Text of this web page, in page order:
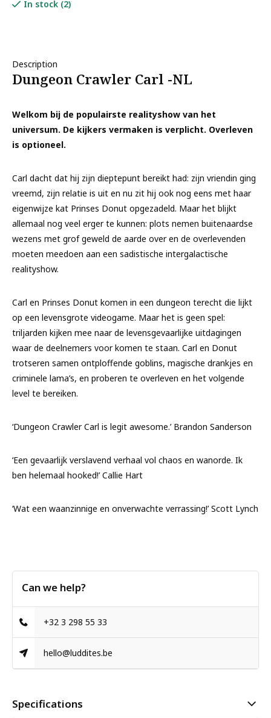
In stock (2)
Description
Dungeon Crawler Carl -NL
Welkom bij de populairste realityshow van het
universum. De kijkers vermaken is verplicht. Overleven
is optioneel.
Carl dacht dat hij zijn dieptepunt bereikt had: zijn vriendin ging
vreemd, zijn relatie is uit en nu zit hij ook nog eens met haar
eigenwijze kat Prinses Donut opgezadeld. Maar het blijkt
allemaal nog veel erger te kunnen: plots nemen buitenaardse
wezens met grof geweld de aarde over en de overlevenden
moeten meedoen aan een sadistische intergalactische
realityshow.
Carl en Prinses Donut komen in een dungeon terecht die lijkt
op een levensgrote videogame. Maar het is geen spel:
triljarden kijken mee naar de levensgevaarlijke uitdagingen
waar de deelnemers voor komen te staan. Carl en Donut
trotseren samen ontploffende goblins, magische drankjes en
criminele lama’s, en proberen te overleven en het volgende
level te bereiken.
‘Dungeon Crawler Carl is legit awesome.’ Brandon Sanderson
‘Een gevaarlijk verslavend verhaal vol chaos en wanorde. Ik
ben helemaal hooked!’ Callie Hart
‘Wat een waanzinnige en onverwachte verrassing!’ Scott Lynch
Can we help?
+32 3 298 55 33
hello@luddites.be
Specifications